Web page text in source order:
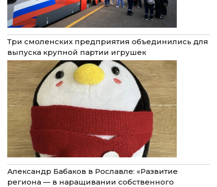
Три смоленских предприятия объединились для
выпуска крупной партии игрушек
Александр Бабаков в Рославле: «Развитие
региона — в наращивании собственного